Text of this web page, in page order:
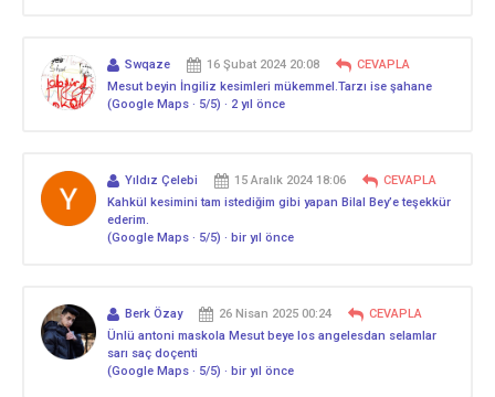
Swqaze 16 Şubat 2024 20:08
CEVAPLA
Mesut beyin İngiliz kesimleri mükemmel.Tarzı ise şahane
(Google Maps · 5/5) · 2 yıl önce
Yıldız Çelebi 15 Aralık 2024 18:06
CEVAPLA
Kahkül kesimini tam istediğim gibi yapan Bilal Bey’e teşekkür
ederim.
(Google Maps · 5/5) · bir yıl önce
Berk Özay 26 Nisan 2025 00:24
CEVAPLA
Ünlü antoni maskola Mesut beye los angelesdan selamlar
sarı saç doçenti
(Google Maps · 5/5) · bir yıl önce